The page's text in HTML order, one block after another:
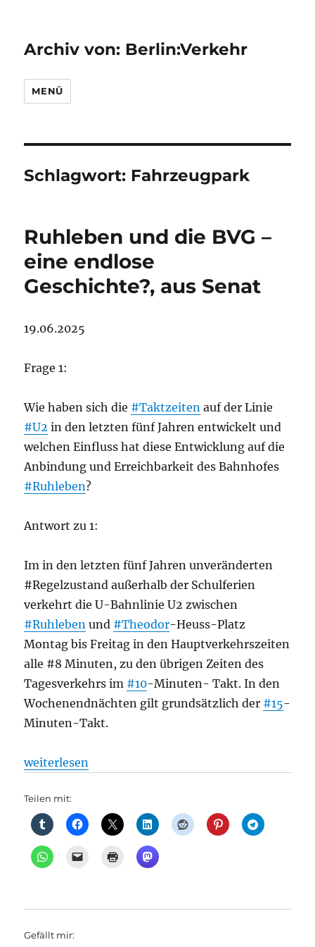
Archiv von: Berlin:Verkehr
MENÜ
Schlagwort: Fahrzeugpark
Ruhleben und die BVG –
eine endlose
Geschichte?, aus Senat
19.06.2025
Frage 1:
Wie haben sich die #Taktzeiten auf der Linie
#U2 in den letzten fünf Jahren entwickelt und
welchen Einfluss hat diese Entwicklung auf die
Anbindung und Erreichbarkeit des Bahnhofes
#Ruhleben?
Antwort zu 1:
Im in den letzten fünf Jahren unveränderten
#Regelzustand außerhalb der Schulferien
verkehrt die U-Bahnlinie U2 zwischen
#Ruhleben und #Theodor-Heuss-Platz
Montag bis Freitag in den Hauptverkehrszeiten
alle #8 Minuten, zu den übrigen Zeiten des
Tagesverkehrs im #10-Minuten- Takt. In den
Wochenendnächten gilt grundsätzlich der #15-
Minuten-Takt.
„Ruhleben und die BVG – eine endlose
weiterlesen
Teilen mit:
Gefällt mir: